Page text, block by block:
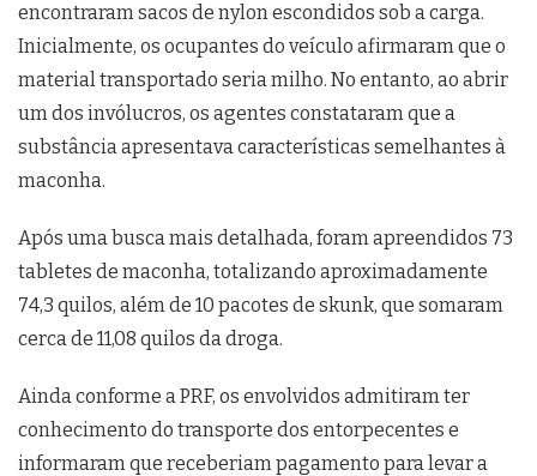
encontraram sacos de nylon escondidos sob a carga.
Inicialmente, os ocupantes do veículo afirmaram que o
material transportado seria milho. No entanto, ao abrir
um dos invólucros, os agentes constataram que a
substância apresentava características semelhantes à
maconha.
Após uma busca mais detalhada, foram apreendidos 73
tabletes de maconha, totalizando aproximadamente
74,3 quilos, além de 10 pacotes de skunk, que somaram
cerca de 11,08 quilos da droga.
Ainda conforme a PRF, os envolvidos admitiram ter
conhecimento do transporte dos entorpecentes e
informaram que receberiam pagamento para levar a